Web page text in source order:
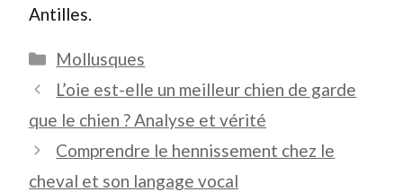
Antilles.
Catégories
Mollusques
L’oie est-elle un meilleur chien de garde
que le chien ? Analyse et vérité
Comprendre le hennissement chez le
cheval et son langage vocal